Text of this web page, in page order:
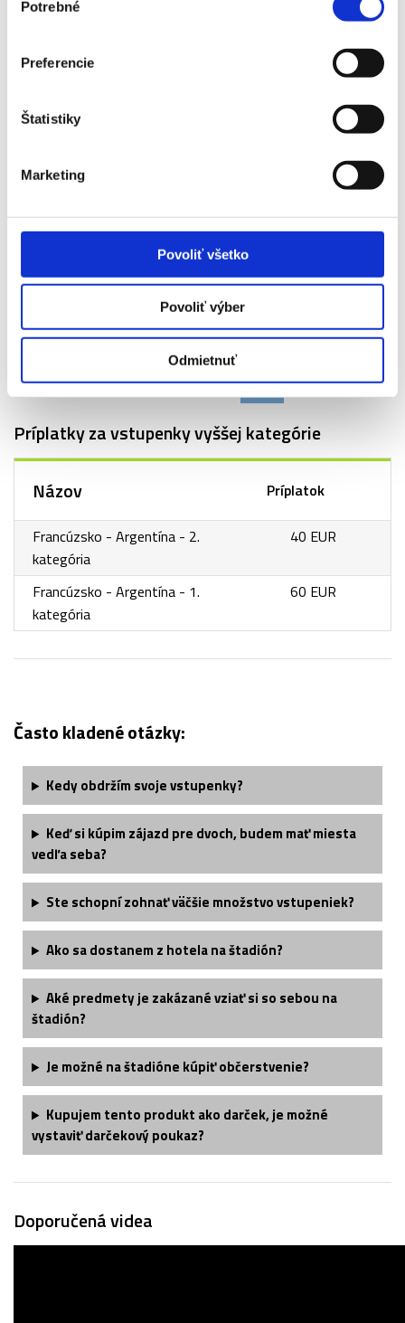
súhlasu
Potrebné
Preferencie
Štatistiky
Marketing
Povoliť všetko
Povoliť výber
Odmietnuť
FRANCÚZSKO (LES BLEUS) -
ARGENTÍNA
Príplatky za vstupenky vyššej kategórie
Názov Príplatok
Francúzsko - Argentína - 2.
kategória
40 EUR
Francúzsko - Argentína - 1.
kategória
60 EUR
Často kladené otázky:
Kedy obdržím svoje vstupenky?
Keď si kúpim zájazd pre dvoch, budem mať miesta
vedľa seba?
Ste schopní zohnať väčšie množstvo vstupeniek?
Ako sa dostanem z hotela na štadión?
Aké predmety je zakázané vziať si so sebou na
štadión?
Je možné na štadióne kúpiť občerstvenie?
Kupujem tento produkt ako darček, je možné
vystaviť darčekový poukaz?
Doporučená videa